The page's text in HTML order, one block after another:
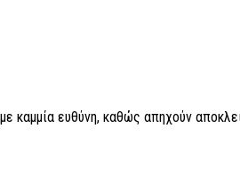
καμμία ευθύνη, καθώς απηχούν